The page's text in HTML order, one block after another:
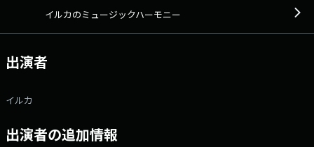
てくノエルちゃん」と「千葉のスイカ」こちらは八街の畑から産地直送で
なたの懐かしい想い出や、ご家族のあたたかいエピソードを紹介しなが
ら、フォーク・ニューミュージックの名曲へのリクエストにお応えしてい
集します。 ▼7:47「笑顔のことば」 毎日の生活の中で笑顔をくれ
た、たからものになったステキな言葉を教えていただき、ご紹介しま
ト」 あなたからのリクエストにお応えします。 ▼8:08「おいしい時
イルカのミュージックハーモニー
出演者
イルカ
出演者の追加情報